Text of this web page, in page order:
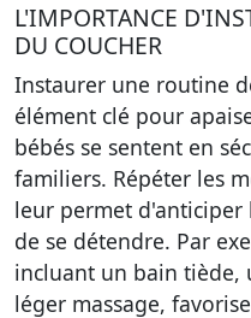
L'IMPORTANCE
DU COUCHER
Instaurer une routine
élément clé pour
bébés se sentent en
familiers. Répéter les
leur permet
de se détendre. Par
incluant un bain tiède,
léger massage,